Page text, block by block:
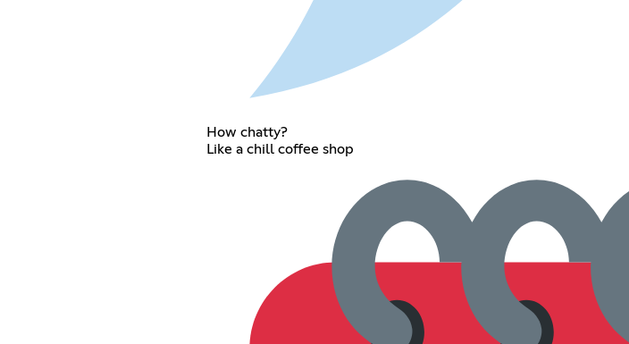
How chatty?
Like a chill coffee shop